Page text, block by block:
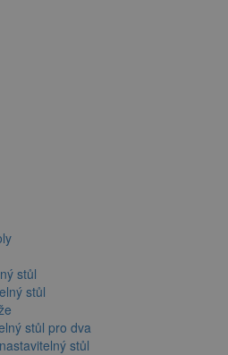
stůl
stůl
stůl pro dva
stůl